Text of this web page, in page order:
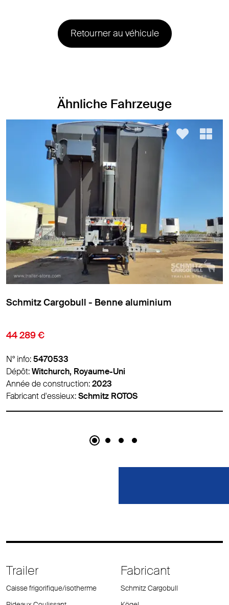
Retourner au véhicule
Ähnliche Fahrzeuge
Meierling - Benne aluminium
6 900 €
N° info:5488786
Dépôt:Panevėžys, Lituanie
Année de construction:2012
Fabricant d'essieux:BPW
Trailer
Caisse frigorifique/isotherme
Fabricant
Schmitz Cargobull